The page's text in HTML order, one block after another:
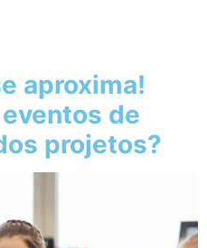
aproxima!
de
projetos?